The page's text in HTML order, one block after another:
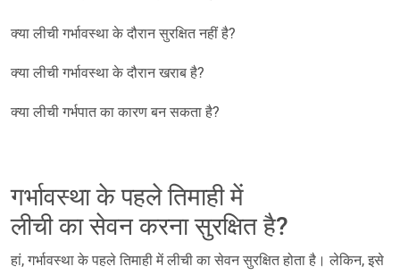
क्या लीची गर्भावस्था के दौरान सुरक्षित नहीं है?
क्या लीची गर्भावस्था के दौरान खराब है?
क्या लीची गर्भपात का कारण बन सकता है?
गर्भावस्था के पहले तिमाही में
लीची का सेवन करना सुरक्षित है?
हां, गर्भावस्था के पहले तिमाही में लीची का सेवन सुरक्षित होता है। लेकिन, इसे